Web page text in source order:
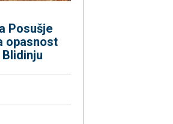
Posušje
opasnost